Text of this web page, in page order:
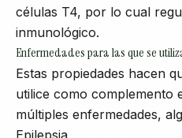
células T4, por lo cual
inmunológico.
Enfermedades para las que se
Estas propiedades hacen
utilice como complemento
múltiples enfermedades,
Epilepsia